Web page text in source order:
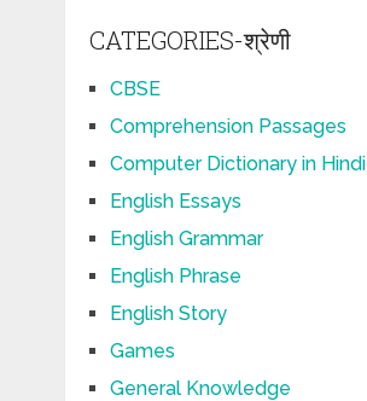
CATEGORIES-श्रेणी
CBSE
Comprehension Passages
Computer Dictionary in Hindi
English Essays
English Grammar
English Phrase
English Story
Games
General Knowledge